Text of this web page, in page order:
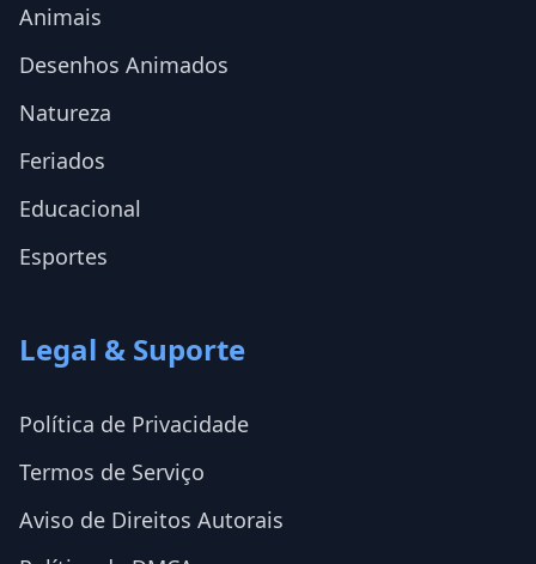
Animais
Desenhos Animados
Natureza
Feriados
Educacional
Esportes
Legal & Suporte
Política de Privacidade
Termos de Serviço
Aviso de Direitos Autorais